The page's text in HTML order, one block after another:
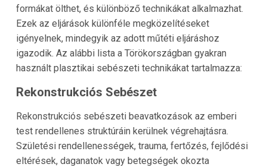
formákat ölthet, és különböző technikákat alkalmazhat.
Ezek az eljárások különféle megközelítéseket
igényelnek, mindegyik az adott műtéti eljáráshoz
igazodik. Az alábbi lista a Törökországban gyakran
használt plasztikai sebészeti technikákat tartalmazza:
Rekonstrukciós Sebészet
Rekonstrukciós sebészeti beavatkozások az emberi
test rendellenes struktúráin kerülnek végrehajtásra.
Születési rendellenességek, trauma, fertőzés, fejlődési
eltérések, daganatok vagy betegségek okozta